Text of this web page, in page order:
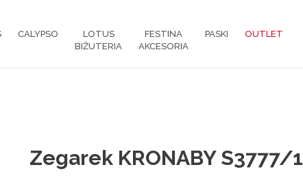
CALYPSO
LOTUS
BIŻUTERIA
FESTINA
AKCESORIA
PASKI OUTLET
Zegarek KRONABY S3777/1